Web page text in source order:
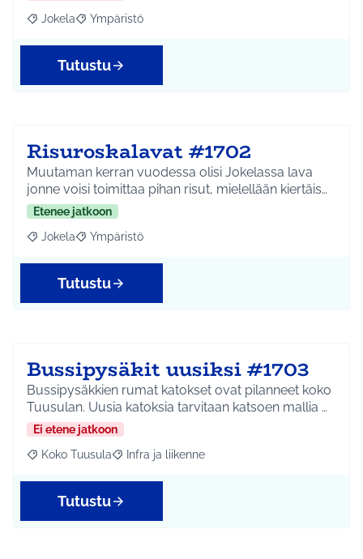
Rajaa tulokset aihepiirin mukaan: Jokela
Jokela Rajaa tulokset teeman mukaan: Ympäristö
Ympäristö
Tutustu
Risuroskalavat #1702
Muutaman kerran vuodessa olisi Jokelassa lava
jonne voisi toimittaa pihan risut, mielellään kiertäis…
Etenee jatkoon
Rajaa tulokset aihepiirin mukaan: Jokela
Jokela Rajaa tulokset teeman mukaan: Ympäristö
Ympäristö
Tutustu
Bussipysäkit uusiksi #1703
Bussipysäkkien rumat katokset ovat pilanneet koko
Tuusulan. Uusia katoksia tarvitaan katsoen mallia …
Ei etene jatkoon
Rajaa tulokset aihepiirin mukaan: Koko Tuusula
Koko Tuusula Rajaa tulokset teeman mukaan: Infra ja liikenne
Infra ja liikenne
Tutustu